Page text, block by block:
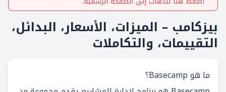
بيزكامب – الميزات، الأسعار، البدائل،
التقييمات، والتكاملات
ما هو Basecamp؟